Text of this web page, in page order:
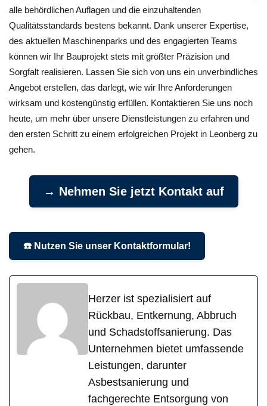
alle behördlichen Auflagen und die einzuhaltenden
Qualitätsstandards bestens bekannt. Dank unserer Expertise,
des aktuellen Maschinenparks und des engagierten Teams
können wir Ihr Bauprojekt stets mit größter Präzision und
Sorgfalt realisieren. Lassen Sie sich von uns ein unverbindliches
Angebot erstellen, das darlegt, wie wir Ihre Anforderungen
wirksam und kostengünstig erfüllen. Kontaktieren Sie uns noch
heute, um mehr über unsere Dienstleistungen zu erfahren und
den ersten Schritt zu einem erfolgreichen Projekt in Leonberg zu
gehen.
→ Nehmen Sie jetzt Kontakt auf
☎️ Nutzen Sie unser Kontaktformular!
Herzer ist spezialisiert auf
Rückbau, Entkernung, Abbruch
und Schadstoffsanierung. Das
Unternehmen bietet umfassende
Leistungen, darunter
Asbestsanierung und
fachgerechte Entsorgung von